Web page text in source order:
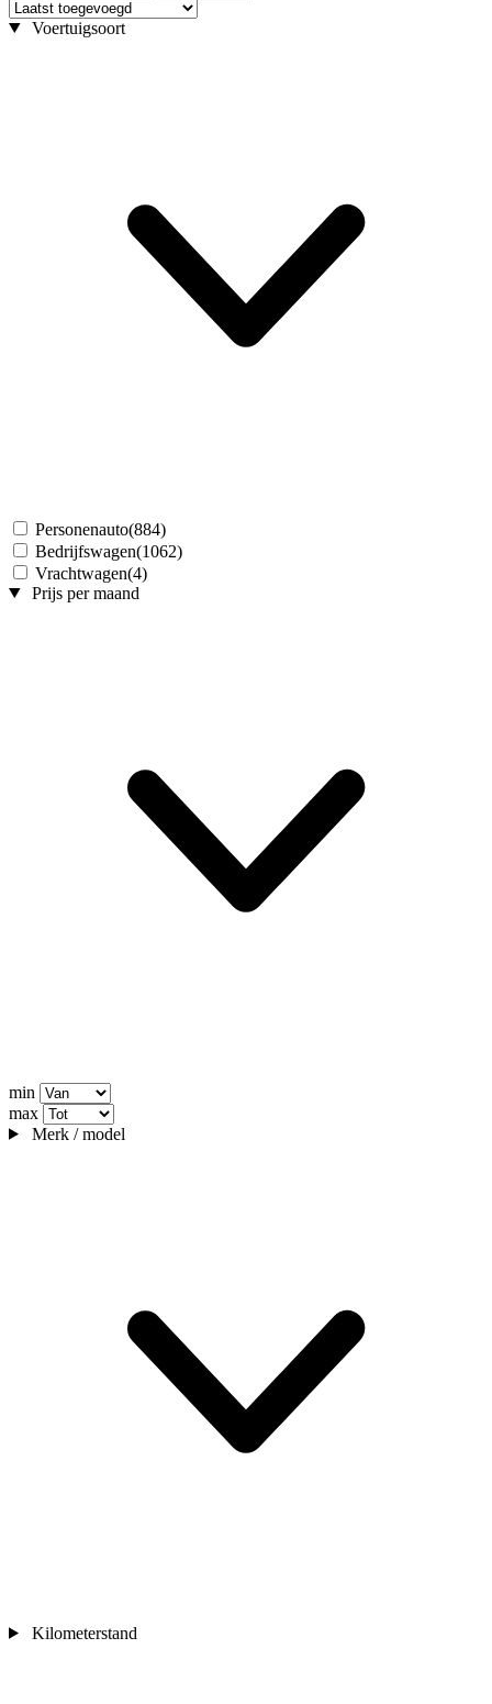
Voertuigsoort
Personenauto(884)
Bedrijfswagen(1062)
Vrachtwagen(4)
Prijs per maand
min
max
Merk / model
Kilometerstand